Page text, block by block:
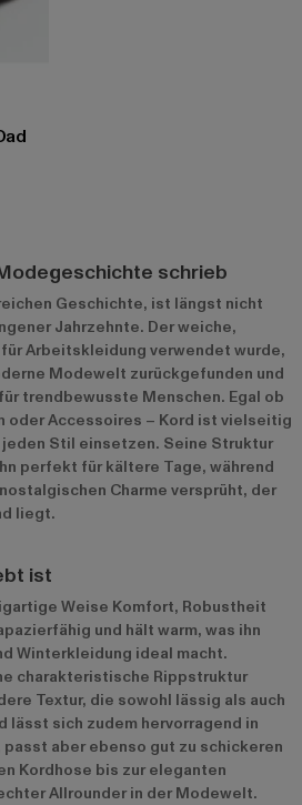
27,99 EUR
schrieb
Geschichte, ist längst nicht
Jahrzehnte. Der weiche,
Arbeitskleidung verwendet wurde,
Modewelt zurückgefunden und
trendbewusste Menschen. Egal ob
oder Accessoires – Kord ist vielseitig
Stil einsetzen. Seine Struktur
perfekt für kältere Tage, während
Charme versprüht, der
liegt.
ist
Weise Komfort, Robustheit
und hält warm, was ihn
Winterkleidung ideal macht.
charakteristische Rippstruktur
Textur, die sowohl lässig als auch
lässt sich zudem hervorragend in
aber ebenso gut zu schickeren
Kordhose bis zur eleganten
Allrounder in der Modewelt.